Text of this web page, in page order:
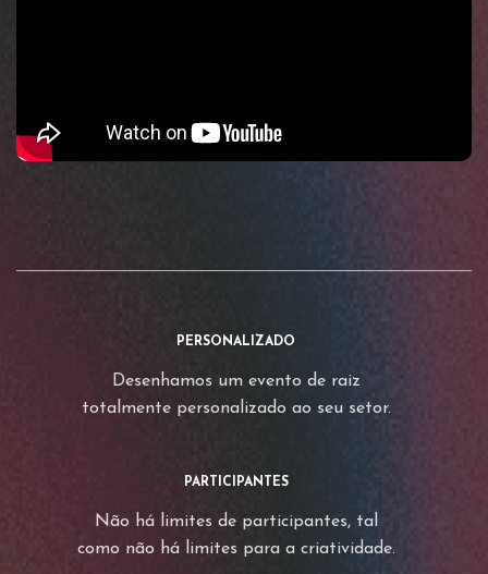
PERSONALIZADO
Desenhamos um evento de raiz
totalmente personalizado ao seu setor.
PARTICIPANTES
Não há limites de participantes, tal
como não há limites para a criatividade.